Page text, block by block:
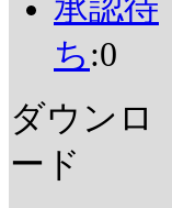
承認待
ち :0
ダウンロ
ード